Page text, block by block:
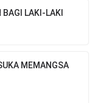
LAKI-LAKI
MEMANGSA